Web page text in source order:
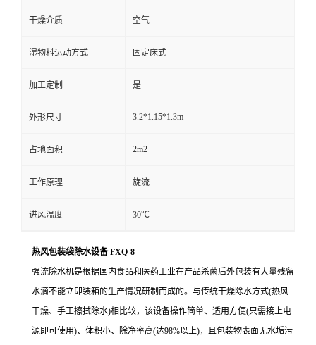
干燥介质 空气
湿物料运动方式 固定床式
加工定制 是
外形尺寸 3.2*1.15*1.3m
占地面积 2m2
工作原理 旋流
进风温度 30℃
热风包装袋除水设备 FXQ-8
强流除水机是根据国内食品和医药工业在产品杀菌后外包装有大量残留
水滴不能立即装箱的生产情况研制而成的。与传统干燥除水方式(热风
干燥、手工擦拭除水)相比较，该设备操作简单、适用方便(只需接上电
源即可使用)、体积小、除净率高(达98%以上)，且包装物表面无水垢污